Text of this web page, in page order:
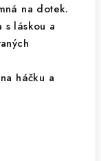
na dotek.
s láskou a
háčku a